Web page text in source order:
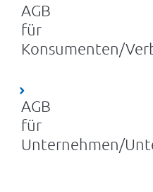
AGB
für
Konsumenten/
AGB
für
Unternehmen/